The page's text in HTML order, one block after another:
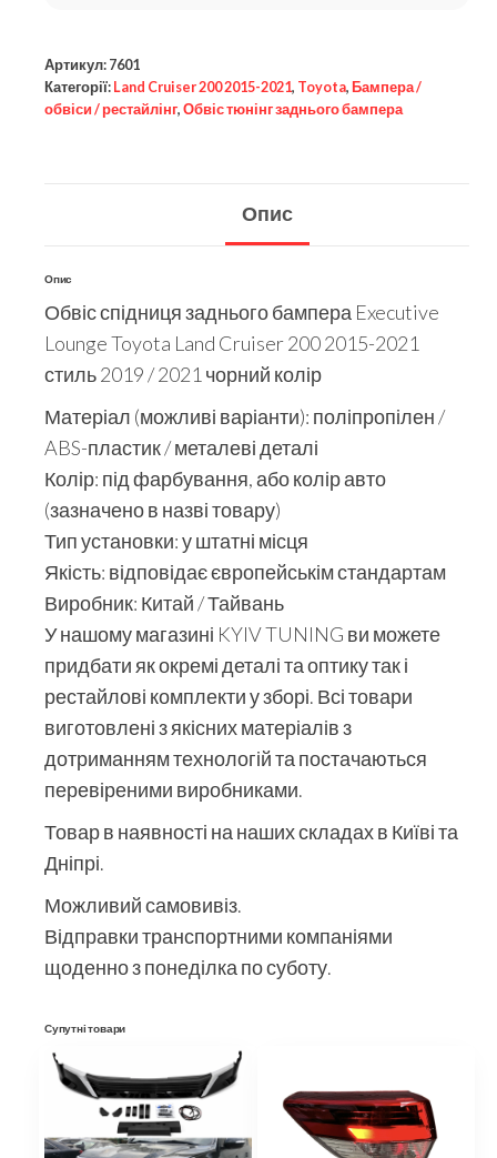
Артикул: 7601
Категорії: Land Cruiser 200 2015-2021, Toyota, Бампера /
обвіси / рестайлінг, Обвіс тюнінг заднього бампера
Опис
Опис
Обвіс спідниця заднього бампера Executive
Lounge Toyota Land Cruiser 200 2015-2021
стиль 2019 / 2021 чорний колір
Матеріал (можливі варіанти): поліпропілен /
ABS-пластик / металеві деталі
Колір: під фарбування, або колір авто
(зазначено в назві товару)
Тип установки: у штатні місця
Якість: відповідає європейськім стандартам
Виробник: Китай / Тайвань
У нашому магазині KYIV TUNING ви можете
придбати як окремі деталі та оптику так і
рестайлові комплекти у зборі. Всі товари
виготовлені з якісних матеріалів з
дотриманням технологій та постачаються
перевіреними виробниками.
Товар в наявності на наших складах в Київі та
Дніпрі.
Можливий самовивіз.
Відправки транспортними компаніями
щоденно з понеділка по суботу.
Супутні товари